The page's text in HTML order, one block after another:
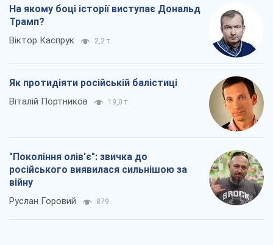
На якому боці історії виступає Дональд
Трамп?
Віктор Каспрук 2,2 т.
Як протидіяти російській балістиці
Віталій Портников 19,0 т.
"Покоління олів'є": звичка до
російського виявилася сильнішою за
війну
Руслан Горовий 879